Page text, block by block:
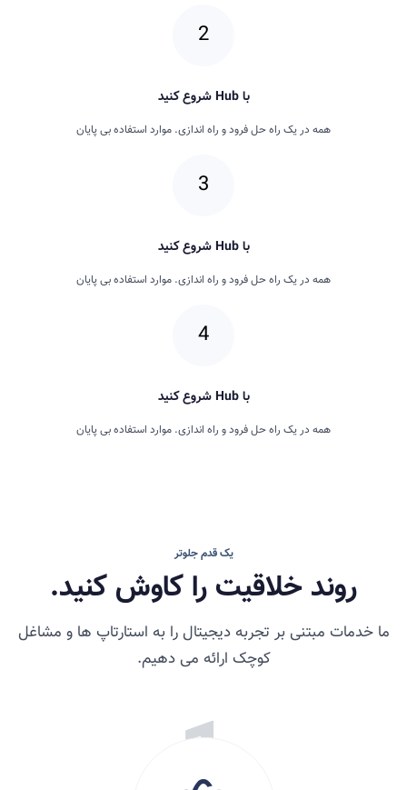
با Hub شروع کنید
همه در یک راه حل فرود و راه اندازی. موارد استفاده بی پایان
با Hub شروع کنید
همه در یک راه حل فرود و راه اندازی. موارد استفاده بی پایان
با Hub شروع کنید
همه در یک راه حل فرود و راه اندازی. موارد استفاده بی پایان
یک قدم جلوتر
روند خلاقیت را کاوش کنید.
ما خدمات مبتنی بر تجربه دیجیتال را به استارتاپ ها و مشاغل
کوچک ارائه می دهیم.